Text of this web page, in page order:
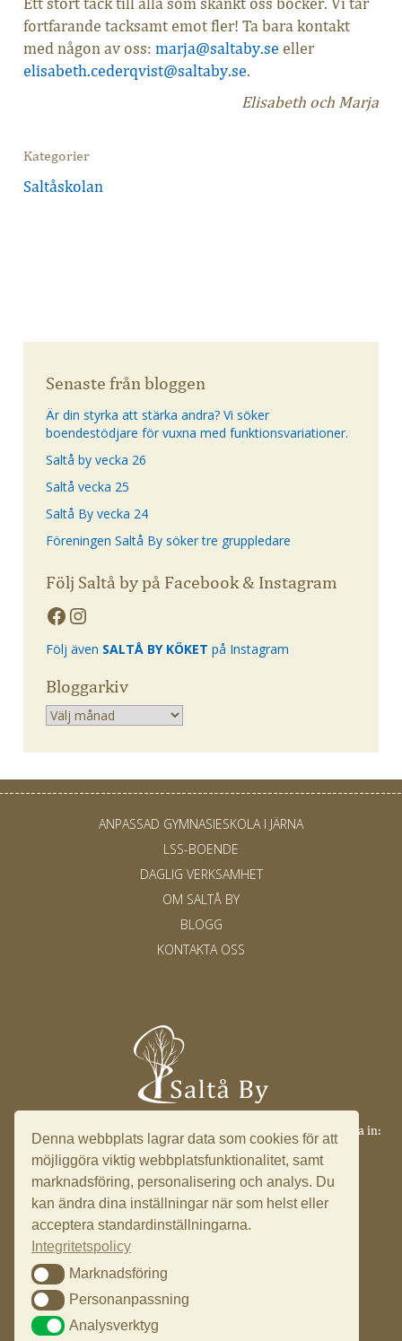
fortfarande tacksamt emot fler! Ta bara kontakt
med någon av oss: marja@saltaby.se eller
elisabeth.cederqvist@saltaby.se.
Elisabeth och Marja
Kategorier
Saltåskolan
Senaste från bloggen
Är din styrka att stärka andra? Vi söker
boendestödjare för vuxna med funktionsvariationer.
Saltå by vecka 26
Saltå vecka 25
Saltå By vecka 24
Föreningen Saltå By söker tre gruppledare
Följ Saltå by på Facebook & Instagram
Följ även SALTÅ BY KÖKET på Instagram
Bloggarkiv
Arkiv
ANPASSAD GYMNASIESKOLA I JÄRNA
LSS-BOENDE
DAGLIG VERKSAMHET
OM SALTÅ BY
BLOGG
KONTAKTA OSS
Denna webbplats lagrar data som cookies för att
möjliggöra viktig webbplatsfunktionalitet, samt
marknadsföring, personalisering och analys. Du
kan ändra dina inställningar när som helst eller
acceptera standardinställningarna.
Integritetspolicy
Marknadsföring
Marknadsföring
Personanpassning
Personanpassning
Analysverktyg
Analysverktyg
Saltå 17, 153 91 Järna ·info@saltaby.se 08 551 501 49 ·Logga in:
Ledningssystem